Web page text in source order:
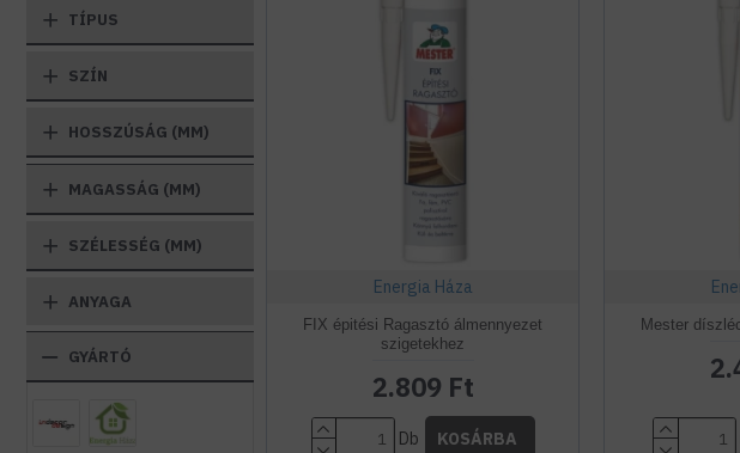
GYÁRTÓ
MAGASSÁG (MM)
SZÉLESSÉG (MM)
HOSSZÚSÁG (MM)
SZÍN
TÍPUS
ANYAGA
Energia Háza
FIX épitési Ragasztó álmennyezet
szigetekhez
2.809 Ft
Db KOSÁRBA
Mester